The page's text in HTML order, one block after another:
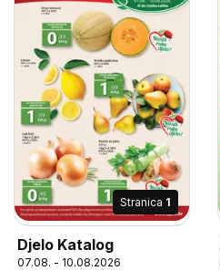
Stranica 1
Djelo Katalog
07.08. - 10.08.2026